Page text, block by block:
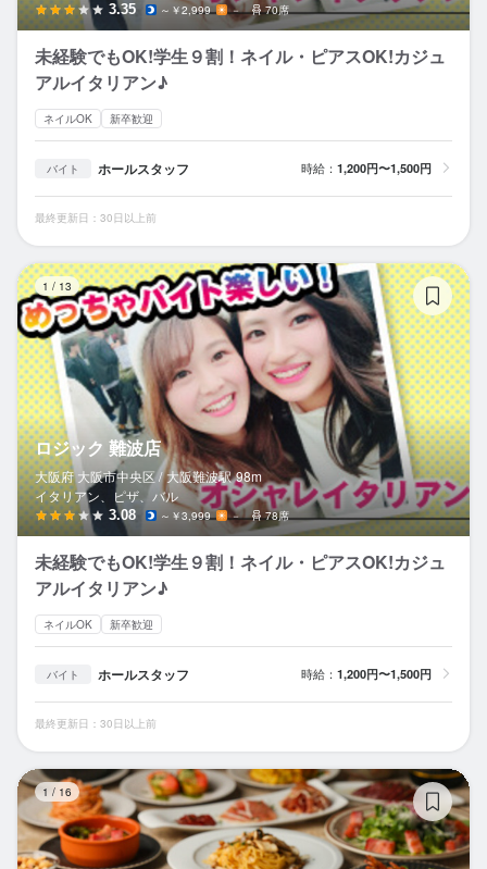
3.35 ～￥2,999 － 70席
未経験でもOK!学生９割！ネイル・ピアスOK!カジュ
アルイタリアン♪
ネイルOK 新卒歓迎
バイト ホールスタッフ 時給： 1,200円〜1,500円
最終更新日：30日以上前
1 / 13
ロジック 難波店
大阪府 大阪市中央区 / 大阪難波駅 98m
イタリアン、ピザ、バル
3.08 ～￥3,999 － 78席
未経験でもOK!学生９割！ネイル・ピアスOK!カジュ
アルイタリアン♪
ネイルOK 新卒歓迎
バイト ホールスタッフ 時給： 1,200円〜1,500円
最終更新日：30日以上前
1 / 16